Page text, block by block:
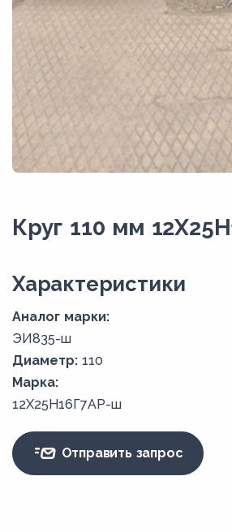
Круг 110 мм
Xарактеристики
Аналог марки:
ЭИ835-ш
Диаметр: 110
Марка:
12Х25Н16Г7АР-ш
Отправить запрос